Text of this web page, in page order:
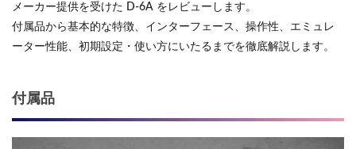
メーカー提供を受けた D-6A をレビューします。
付属品から基本的な特徴、インターフェース、操作性、エミュレ
ーター性能、初期設定・使い方にいたるまでを徹底解説します。
付属品